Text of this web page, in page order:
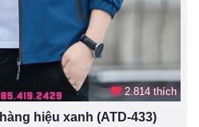
2.814 thích
hiệu xanh (ATD-433)